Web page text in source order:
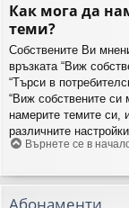
Как мога да
теми?
Собствените Ви
връзката “Виж
“Търси в
“Виж собствените
намерите темите си,
различните
Върнете се в
Абонаменти